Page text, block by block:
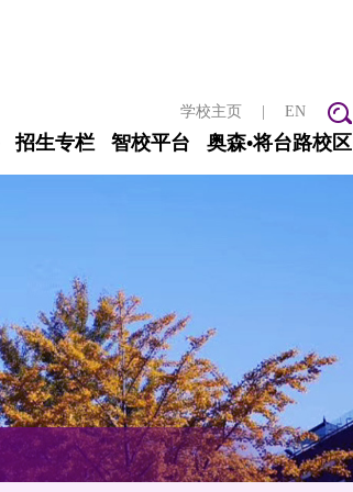
学校主页 EN
招生专栏 智校平台 奥森•将台路校区